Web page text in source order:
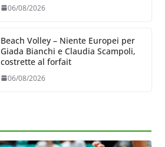
06/08/2026
Beach Volley – Niente Europei per
Giada Bianchi e Claudia Scampoli,
costrette al forfait
06/08/2026